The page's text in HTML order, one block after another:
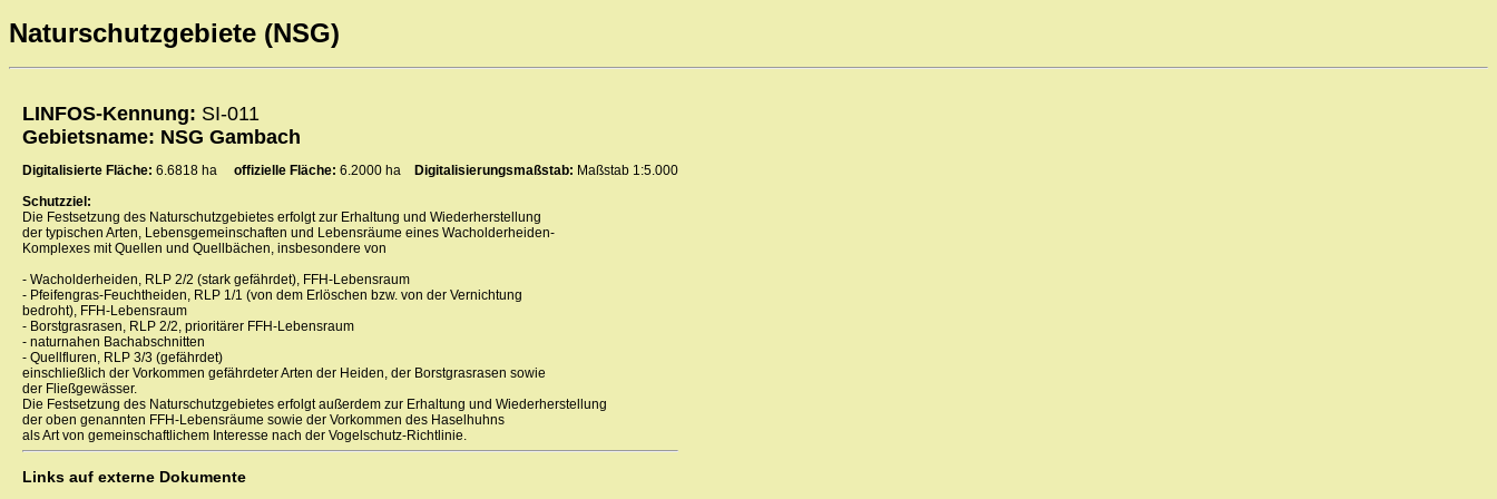
Naturschutzgebiete (NSG)
LINFOS-Kennung: SI-011
Gebietsname: NSG Gambach
Digitalisierte Fläche: 6.6818 ha offizielle Fläche: 6.2000 ha Digitalisierungsmaßstab: Maßstab 1:5.000
Schutzziel:
Die Festsetzung des Naturschutzgebietes erfolgt zur Erhaltung und Wiederherstellung
der typischen Arten, Lebensgemeinschaften und Lebensräume eines Wacholderheiden-
Komplexes mit Quellen und Quellbächen, insbesondere von
- Wacholderheiden, RLP 2/2 (stark gefährdet), FFH-Lebensraum
- Pfeifengras-Feuchtheiden, RLP 1/1 (von dem Erlöschen bzw. von der Vernichtung
bedroht), FFH-Lebensraum
- Borstgrasrasen, RLP 2/2, prioritärer FFH-Lebensraum
- naturnahen Bachabschnitten
- Quellfluren, RLP 3/3 (gefährdet)
einschließlich der Vorkommen gefährdeter Arten der Heiden, der Borstgrasrasen sowie
der Fließgewässer.
Die Festsetzung des Naturschutzgebietes erfolgt außerdem zur Erhaltung und Wiederherstellung
der oben genannten FFH-Lebensräume sowie der Vorkommen des Haselhuhns
als Art von gemeinschaftlichem Interesse nach der Vogelschutz-Richtlinie.
Links auf externe Dokumente